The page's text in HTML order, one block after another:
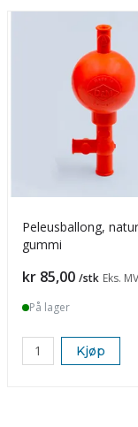
Peleusballong,
gummi
Pris
kr 85,00 /stk Eks.
På lager
Kjøp